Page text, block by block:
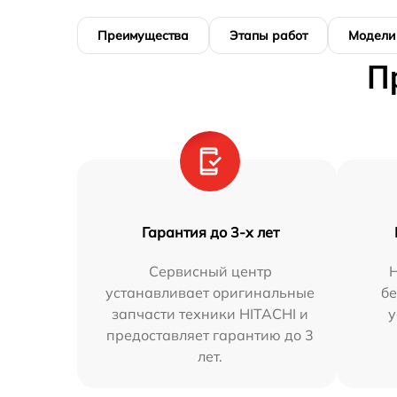
Преимущества Этапы работ Модели
Гарантия до 3-х лет
Сервисный центр
устанавливает оригинальные
запчасти техники HITACHI и
предоставляет гарантию до 3
лет.